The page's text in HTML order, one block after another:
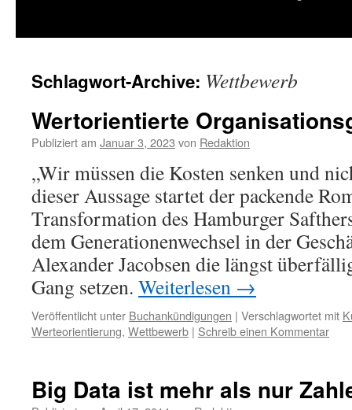
Schlagwort-Archive: Wettbewerb
Wertorientierte
Publiziert am Januar 3, 2023 von Redaktion
„Wir müssen die Kosten senken und
dieser Aussage startet der packende
Transformation des Hamburger
dem Generationenwechsel in der
Alexander Jacobsen die längst
Gang setzen. Weiterlesen →
Veröffentlicht unter Buchankündigungen | Verschlagwortet mit
Werteorientierung, Wettbewerb | Schreib einen Kommentar
Big Data ist mehr als nur